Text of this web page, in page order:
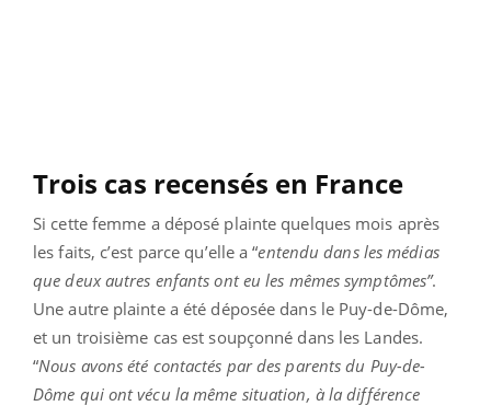
Trois cas recensés en France
Si cette femme a déposé plainte quelques mois après
les faits, c’est parce qu’elle a “entendu dans les médias
que deux autres enfants ont eu les mêmes symptômes”.
Une autre plainte a été déposée dans le Puy-de-Dôme,
et un troisième cas est soupçonné dans les Landes.
“Nous avons été contactés par des parents du Puy-de-
Dôme qui ont vécu la même situation, à la différence